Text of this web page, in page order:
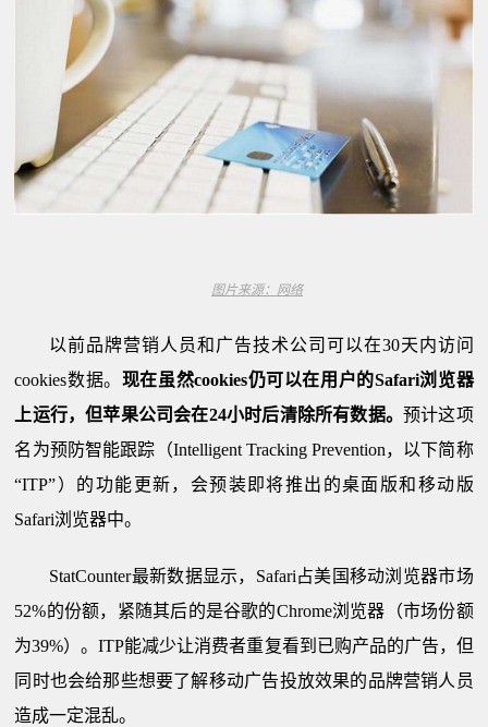
图片来源： 网络
以前品牌营销人员和广告技术公司可以在30天内访问
cookies数据。 现在虽然cookies仍可以在用户的Safari浏览器
上运行，但苹果公司会在24小时后清除所有数据。 预计这项
名为预防智能跟踪（Intelligent Tracking Prevention，以下简称
“ITP”）的功能更新，会预装即将推出的桌面版和移动版
Safari浏览器中。
StatCounter最新数据显示，Safari占美国移动浏览器市场
52%的份额，紧随其后的是谷歌的Chrome浏览器（市场份额
为39%）。ITP能减少让消费者重复看到已购产品的广告，但
同时也会给那些想要了解移动广告投放效果的品牌营销人员
造成一定混乱。